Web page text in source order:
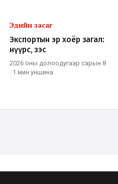
Эдийн засаг
Экспортын эр хоёр загал:
нүүрс, зэс
2026 оны долоодугаар сарын 8
· 1 мин уншина